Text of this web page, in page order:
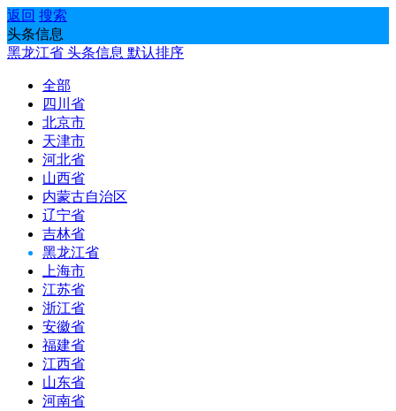
返回 搜索
头条信息
黑龙江省 头条信息 默认排序
全部
四川省
北京市
天津市
河北省
山西省
内蒙古自治区
辽宁省
吉林省
黑龙江省
上海市
江苏省
浙江省
安徽省
福建省
江西省
山东省
河南省